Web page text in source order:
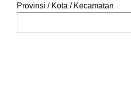
Provinsi / Kota / Kecamatan